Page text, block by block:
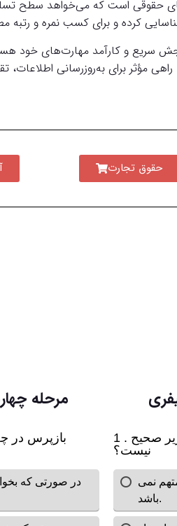
حقوقی است که می‌خواهد سطح تسلط
کرده و برای کسب نمره و رتبه
سریع و کارآمد مهارت‌های خود
مؤثر برای به‌روزرسانی
حقوق تجارت
مرحله